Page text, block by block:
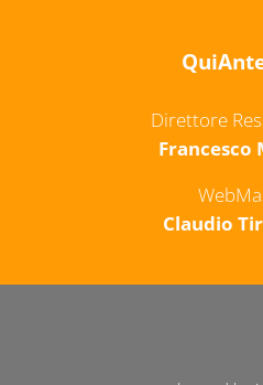
Direttore
Francesco
Claudio